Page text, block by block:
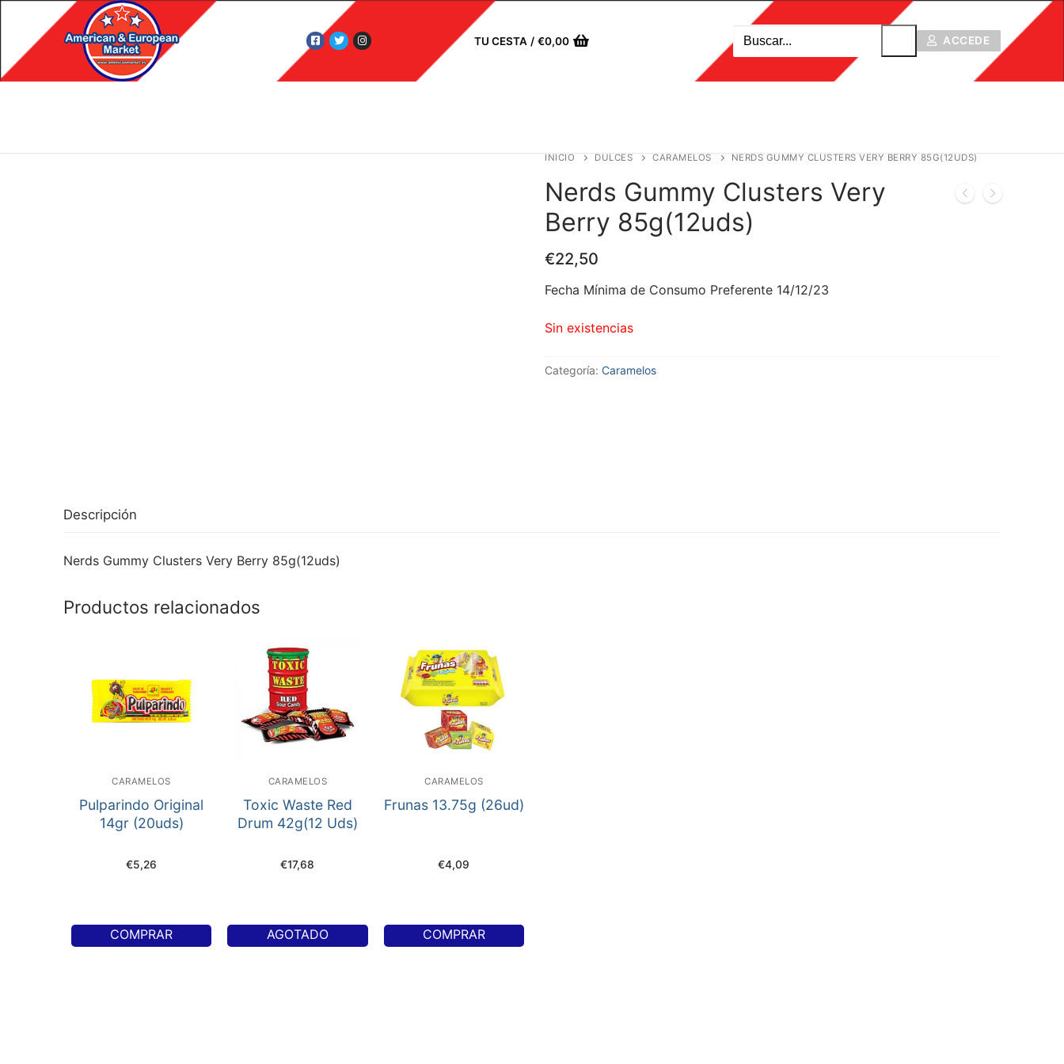
TU CESTA / €0,00 ACCEDE
INICIO DULCES CARAMELOS NERDS GUMMY CLUSTERS VERY BERRY 85G(12UDS)
Nerds Gummy Clusters Very
Berry 85g(12uds)
€22,50
Fecha Mínima de Consumo Preferente 14/12/23
Sin existencias
Categoría: Caramelos
Descripción
Nerds Gummy Clusters Very Berry 85g(12uds)
Productos relacionados
CARAMELOS
Pulparindo Original
14gr (20uds)
€5,26
COMPRAR
CARAMELOS
Toxic Waste Red
Drum 42g(12 Uds)
€17,68
AGOTADO
CARAMELOS
Frunas 13.75g (26ud)
€4,09
COMPRAR